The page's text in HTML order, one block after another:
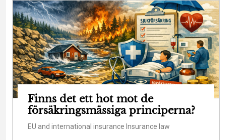
Finns det ett hot mot de
försäkringsmässiga principerna?
EU and international insurance Insurance law